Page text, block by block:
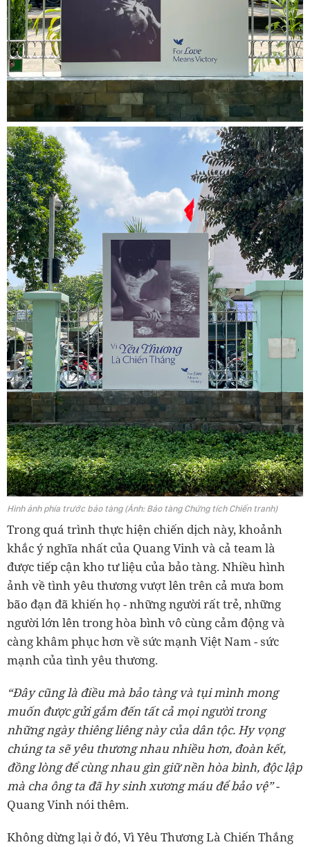
Hình ảnh phía trước bảo tàng (Ảnh: Bảo tàng Chứng tích Chiến tranh)
Trong quá trình thực hiện chiến dịch này, khoảnh
khắc ý nghĩa nhất của Quang Vinh và cả team là
được tiếp cận kho tư liệu của bảo tàng. Nhiều hình
ảnh về tình yêu thương vượt lên trên cả mưa bom
bão đạn đã khiến họ - những người rất trẻ, những
người lớn lên trong hòa bình vô cùng cảm động và
càng khâm phục hơn về sức mạnh Việt Nam - sức
mạnh của tình yêu thương.
“Đây cũng là điều mà bảo tàng và tụi mình mong
muốn được gửi gắm đến tất cả mọi người trong
những ngày thiêng liêng này của dân tộc. Hy vọng
chúng ta sẽ yêu thương nhau nhiều hơn, đoàn kết,
đồng lòng để cùng nhau gìn giữ nền hòa bình, độc lập
mà cha ông ta đã hy sinh xương máu để bảo vệ”-
Quang Vinh nói thêm.
Không dừng lại ở đó, Vì Yêu Thương Là Chiến Thắng